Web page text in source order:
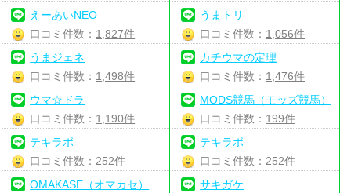
えーあいNEO
口コミ件数： 1,827件
うまジェネ
口コミ件数： 1,498件
ウマ☆ドラ
口コミ件数： 1,190件
テキラボ
口コミ件数： 252件
OMAKASE（オマカセ）
うまトリ
口コミ件数： 1,056件
カチウマの定理
口コミ件数： 1,476件
MODS競馬（モッズ競馬）
口コミ件数： 199件
テキラボ
口コミ件数： 252件
サキガケ